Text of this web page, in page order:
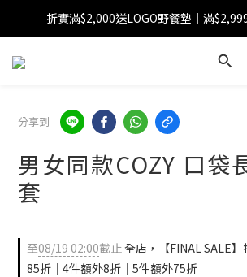
【FINAL SALE】指定商品低
折實滿$2,000送LOGO野餐墊｜滿
【FINAL SALE】全單免運費
分享到
男女同款COZY 口袋
套
至08/19 02:00截止全店，【FINAL SALE
85折｜4件額外8折｜5件額外75折